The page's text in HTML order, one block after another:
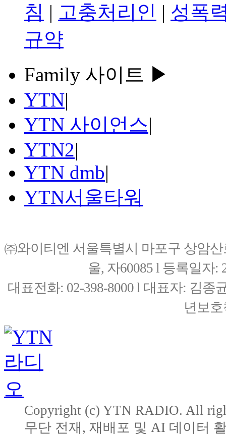
침 | 고충처리인 | 성폭
규약
Family 사이트 ▶
YTN|
YTN 사이언스|
YTN2|
YTN dmb|
YTN서울타워
㈜와이티엔 서울특별시 마포구 상암
울, 자60085 l 등록일자:
대표전화: 02-398-8000 l 대표자: 김종
년보
Copyright (c) YTN RADIO. All
무단 전재, 재배포 및 AI 데이터